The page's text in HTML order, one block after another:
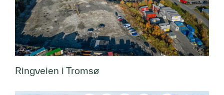
Ringveien i Tromsø